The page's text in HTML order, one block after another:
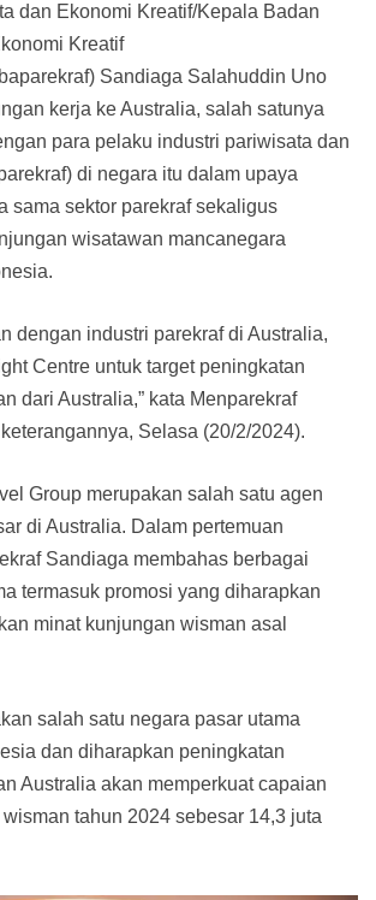
dan Ekonomi Kreatif/Kepala Badan
Kreatif
Sandiaga Salahuddin Uno
kerja ke Australia, salah satunya
para pelaku industri pariwisata dan
di negara itu dalam upaya
sama sektor parekraf sekaligus
wisatawan mancanegara
dengan industri parekraf di Australia,
Centre untuk target peningkatan
dari Australia,” kata Menparekraf
Selasa (20/2/2024).
Group merupakan salah satu agen
di Australia. Dalam pertemuan
Sandiaga membahas berbagai
termasuk promosi yang diharapkan
minat kunjungan wisman asal
salah satu negara pasar utama
dan diharapkan peningkatan
Australia akan memperkuat capaian
tahun 2024 sebesar 14,3 juta